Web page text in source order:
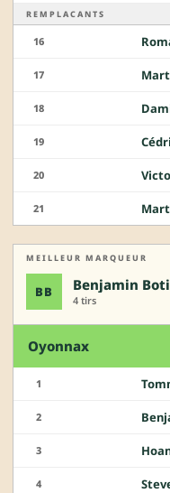
REMPLACANTS
16
17
18
19
20
21
MEILLEUR MARQUEUR
BB Benjamin
4 tirs
Oyonnax
1
2
3
4